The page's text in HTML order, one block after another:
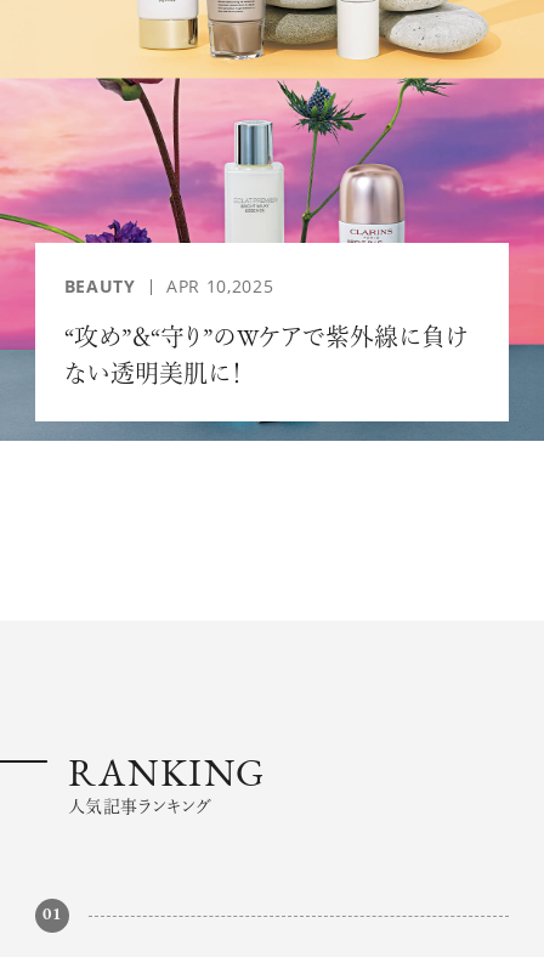
の一覧、プレミアムな会員限定イベント、ブランドのエクス
クルーシブアイテムの紹介など、特別なコンテンツ情報を
メールマガジンでお届け致します。更に『AdvancedTime』
のタブロイドマガジンのご案内もあり、送付手数料のみを
ご負担いただくことでお手元で『AdvancedTime』をお楽し
みいただけます。
登録は無料です。
一緒に『AdvancedTime』を楽しみましょう！
BEAUTY APR 10,2025
“攻め”＆“守り”のWケアで紫外線に負け
ない透明美肌に！
RANKING
人気記事ランキング
01